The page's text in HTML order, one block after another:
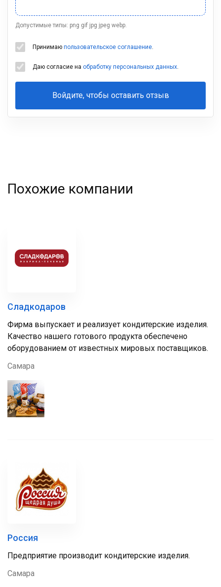
Допустимые типы: png gif jpg jpeg webp.
Принимаю пользовательское соглашение.
Даю согласие на обработку персональных данных.
Войдите, чтобы оставить отзыв
Ваша
Похожие компании
Сладкодаров
Фирма выпускает и реализует кондитерские изделия.
Качество нашего готового продукта обеспечено
оборудованием от известных мировых поставщиков.
Самара
Россия
Предприятие производит кондитерские изделия.
Самара